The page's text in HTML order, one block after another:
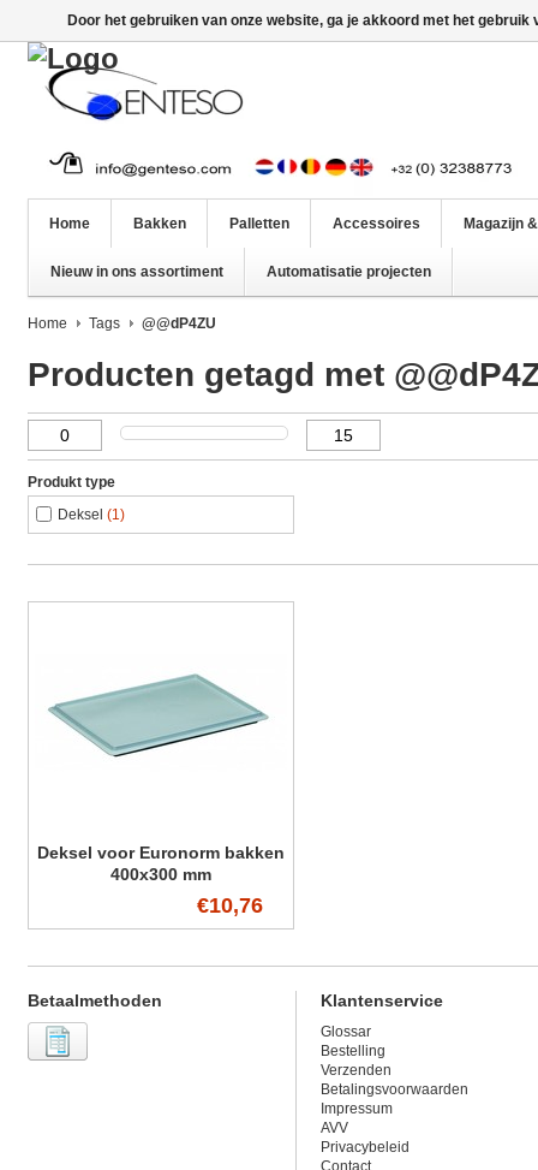
Home Bakken Palletten Accessoires Magazijn
Nieuw in ons assortiment Automatisatie projecten
Home Tags @@dP4ZU
Producten getagd met
Produkt type
Deksel (1)
Deksel voor Euronorm bakken
400x300 mm
€10,76
Betaalmethoden Klantenservice
Glossar
Bestelling
Verzenden
Betalingsvoorwaarden
Impressum
AVV
Privacybeleid
Contact
Door het gebruiken van onze website, ga je akkoord met het